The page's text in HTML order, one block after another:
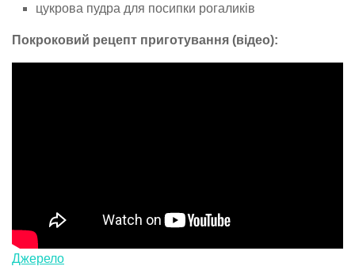
цукрова пудра для посипки рогаликів
Покроковий рецепт приготування (відео):
Джерело